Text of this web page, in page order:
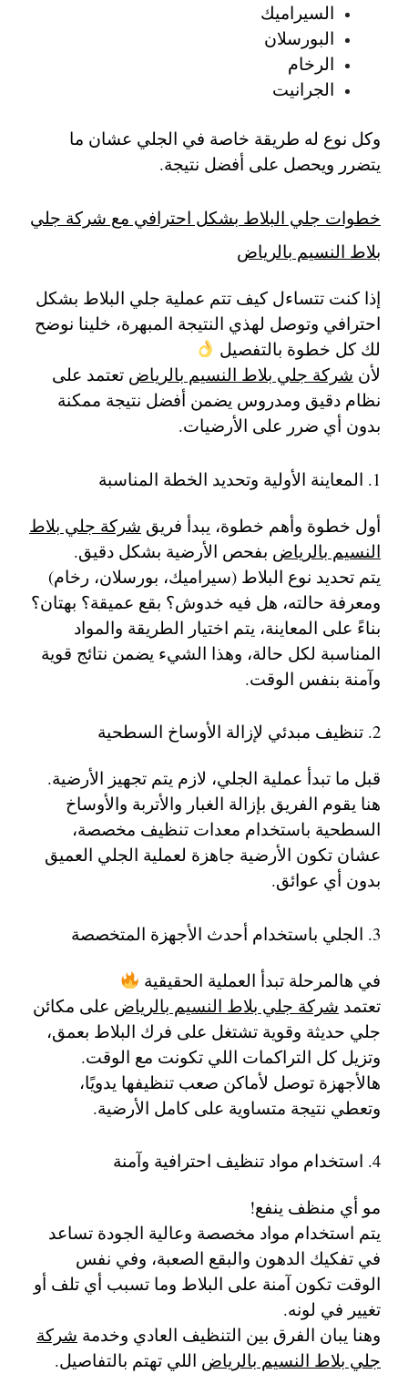
السيراميك
البورسلان
الرخام
الجرانيت
وكل نوع له طريقة خاصة في الجلي عشان ما
يتضرر ويحصل على أفضل نتيجة.
خطوات جلي البلاط بشكل احترافي مع شركة جلي
بلاط النسيم بالرياض
إذا كنت تتساءل كيف تتم عملية جلي البلاط بشكل
احترافي وتوصل لهذي النتيجة المبهرة، خلينا نوضح
لك كل خطوة بالتفصيل
لأن شركة جلي بلاط النسيم بالرياض تعتمد على
نظام دقيق ومدروس يضمن أفضل نتيجة ممكنة
بدون أي ضرر على الأرضيات.
1. المعاينة الأولية وتحديد الخطة المناسبة
أول خطوة وأهم خطوة، يبدأ فريق شركة جلي بلاط
النسيم بالرياض بفحص الأرضية بشكل دقيق.
يتم تحديد نوع البلاط (سيراميك، بورسلان، رخام)
ومعرفة حالته، هل فيه خدوش؟ بقع عميقة؟ بهتان؟
بناءً على المعاينة، يتم اختيار الطريقة والمواد
المناسبة لكل حالة، وهذا الشيء يضمن نتائج قوية
وآمنة بنفس الوقت.
2. تنظيف مبدئي لإزالة الأوساخ السطحية
قبل ما تبدأ عملية الجلي، لازم يتم تجهيز الأرضية.
هنا يقوم الفريق بإزالة الغبار والأتربة والأوساخ
السطحية باستخدام معدات تنظيف مخصصة،
عشان تكون الأرضية جاهزة لعملية الجلي العميق
بدون أي عوائق.
3. الجلي باستخدام أحدث الأجهزة المتخصصة
في هالمرحلة تبدأ العملية الحقيقية
تعتمد شركة جلي بلاط النسيم بالرياض على مكائن
جلي حديثة وقوية تشتغل على فرك البلاط بعمق،
وتزيل كل التراكمات اللي تكونت مع الوقت.
هالأجهزة توصل لأماكن صعب تنظيفها يدويًا،
وتعطي نتيجة متساوية على كامل الأرضية.
4. استخدام مواد تنظيف احترافية وآمنة
مو أي منظف ينفع!
يتم استخدام مواد مخصصة وعالية الجودة تساعد
في تفكيك الدهون والبقع الصعبة، وفي نفس
الوقت تكون آمنة على البلاط وما تسبب أي تلف أو
تغيير في لونه.
وهنا يبان الفرق بين التنظيف العادي وخدمة شركة
جلي بلاط النسيم بالرياض اللي تهتم بالتفاصيل.